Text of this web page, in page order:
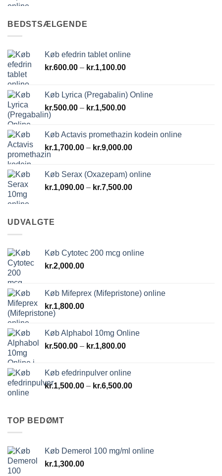
BEDSTSÆLGENDE
Køb efedrin tablet online
kr.600.00 – kr.1,100.00Prisinterval:
kr.1,100.00
Køb Lyrica (Pregabalin) Online
kr.500.00 – kr.1,500.00Prisinterval:
kr.1,500.00
Køb Actavis promethazin kodein online
kr.1,700.00 – kr.9,000.00Prisinterval:
kr.9,000.00
Køb Serax (Oxazepam) online
kr.1,090.00 – kr.7,500.00Prisinterval:
UDVALGTE
Køb Cytotec 200 mcg online
kr.2,000.00
Køb Mifeprex (Mifepristone) online
kr.1,800.00
Køb Alphabol 10mg Online
kr.500.00 – kr.1,800.00Prisinterval:
kr.1,800.00
Køb efedrinpulver online
kr.1,500.00 – kr.6,500.00Prisinterval:
TOP BEDØMT
Køb Demerol 100 mg/ml online
kr.1,300.00